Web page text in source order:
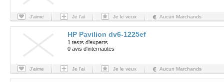
J'aime Je l'ai Je le veux Aucun Marchands
HP Pavilion dv6-1225ef
1 tests d’experts
0 avis d'internautes
J'aime Je l'ai Je le veux Aucun Marchands